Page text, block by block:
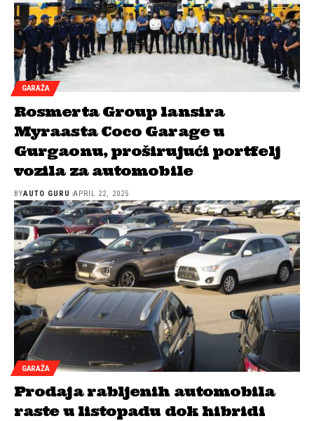
GARAŽA
Rosmerta Group lansira
Myraasta Coco Garage u
Gurgaonu, proširujući portfelj
vozila za automobile
BYAUTO GURU APRIL 22, 2025
GARAŽA
Prodaja rabljenih automobila
raste u listopadu dok hibridi